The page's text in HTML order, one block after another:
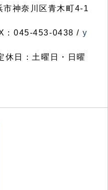
神奈川区青木町4-1
：045-453-0438 / y
日：土曜日・日曜